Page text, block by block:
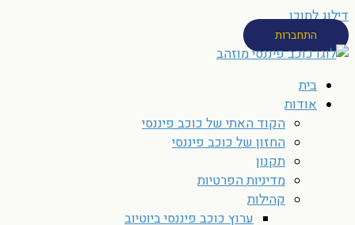
דילוג לתוכן
התחברות
בית
אודות
הקוד האתי של כוכב פיננסי
החזון של כוכב פיננסי
תקנון
מדיניות הפרטיות
קהילות
ערוץ כוכב פיננסי ביוטיוב